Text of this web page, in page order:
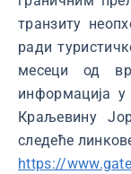
транзиту
ради
месеци од
информација
Краљевину
следеће
https://